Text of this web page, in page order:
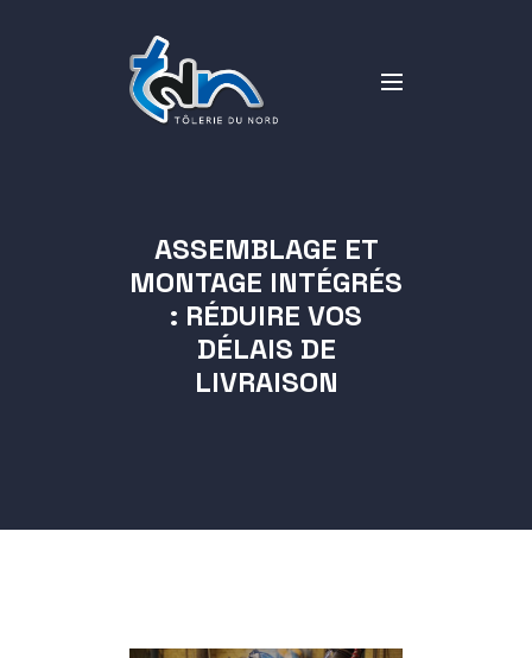
ASSEMBLAGE ET
MONTAGE INTÉGRÉS
: RÉDUIRE VOS
DÉLAIS DE
LIVRAISON